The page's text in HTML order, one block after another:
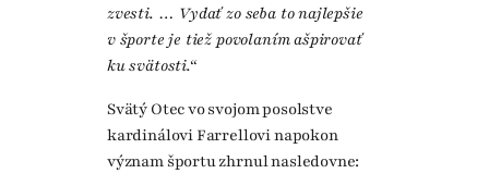
zvesti. … Vydať zo seba to najlepšie
v športe je tiež povolaním ašpirovať
ku svätosti.“
Svätý Otec vo svojom posolstve
kardinálovi Farrellovi napokon
význam športu zhrnul nasledovne: